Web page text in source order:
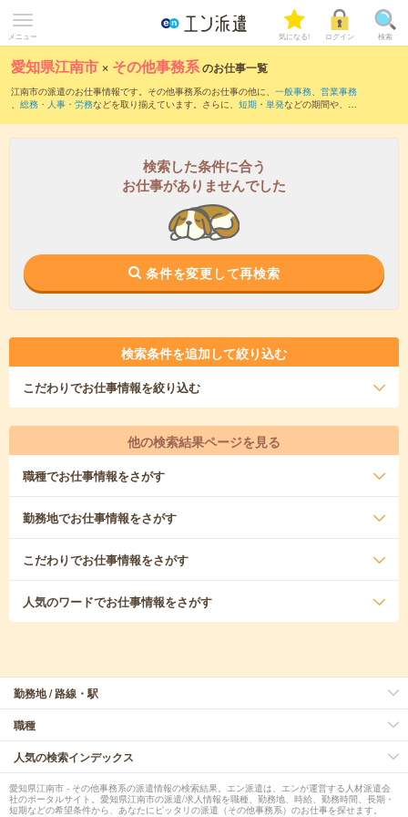
メニュー 気になる! ログイン 検索
愛知県江南市 × その他事務系のお仕事一覧
江南市の派遣のお仕事情報です。その他事務系のお仕事の他に、 一般事務、 営業事務
、 総務・人事・労務などを取り揃えています。さらに、 短期 ・ 単発などの期間や、 職
検索した条件に合う
お仕事がありませんでした
条件を変更して再検索
検索条件を追加して絞り込む
こだわりでお仕事情報を絞り込む
他の検索結果ページを見る
職種でお仕事情報をさがす
勤務地でお仕事情報をさがす
こだわりでお仕事情報をさがす
人気のワードでお仕事情報をさがす
勤務地 / 路線・駅
職種
人気の検索インデックス
愛知県江南市 - その他事務系の派遣情報の検索結果。エン派遣は、エンが運営する人材派遣会
社のポータルサイト。愛知県江南市の派遣/求人情報を職種、勤務地、時給、勤務時間、長期・
短期などの希望条件から、あなたにピッタリの派遣（その他事務系）のお仕事を探せます。